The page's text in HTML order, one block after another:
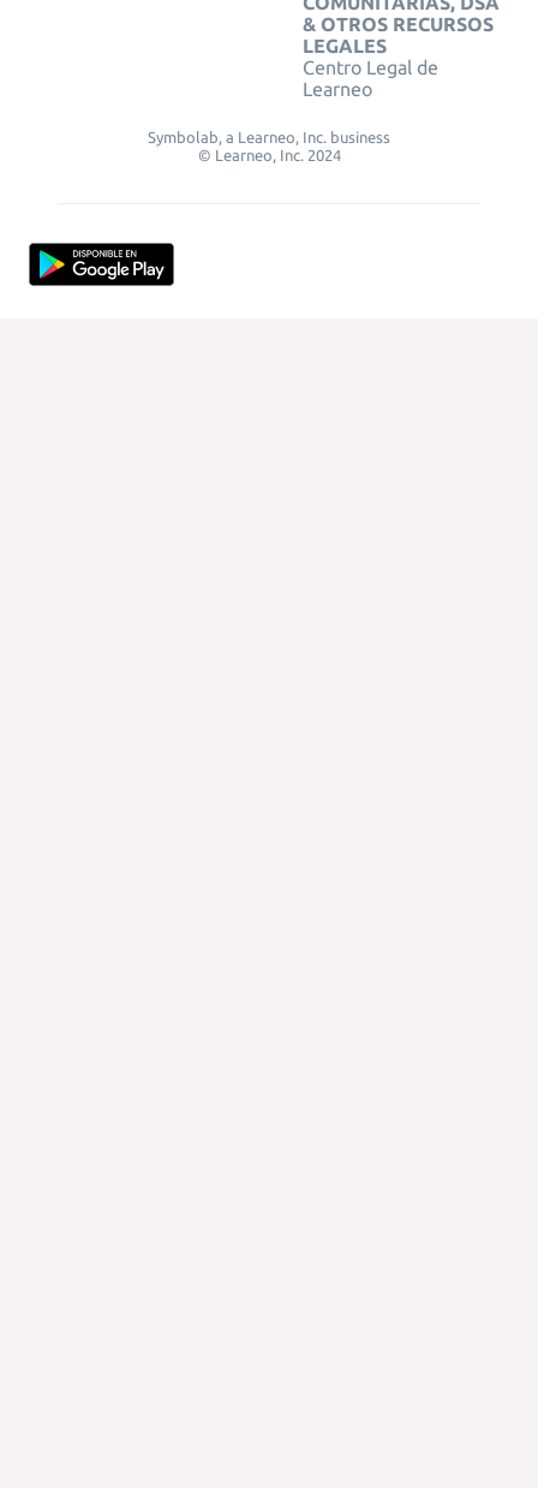
& OTROS RECURSOS
LEGALES
Centro Legal de
Learneo
Symbolab, a Learneo, Inc. business
© Learneo, Inc. 2024